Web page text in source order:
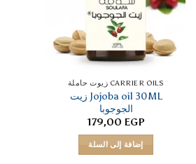
CARRIER OILS زيوت حاملة
Jojoba oil 30ML زيت
الجوجوبا
179,00 EGP
إضافة إلى السلة